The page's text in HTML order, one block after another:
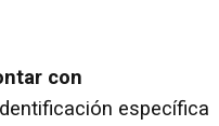
con
específica